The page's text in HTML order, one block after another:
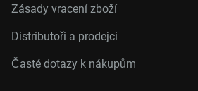
Zásady vracení zboží
Distributoři a prodejci
Časté dotazy k nákupům